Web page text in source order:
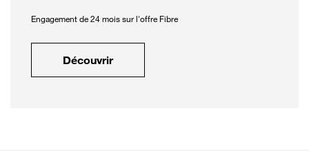
Engagement de 24 mois sur l'offre Fibre
Découvrir